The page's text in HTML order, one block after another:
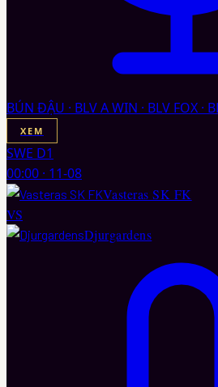
BÚN ĐẬU · BLV A WIN · BLV FOX ·
XEM
SWE D1
00:00 · 11-08
Vasteras SK FK
VS
Djurgardens